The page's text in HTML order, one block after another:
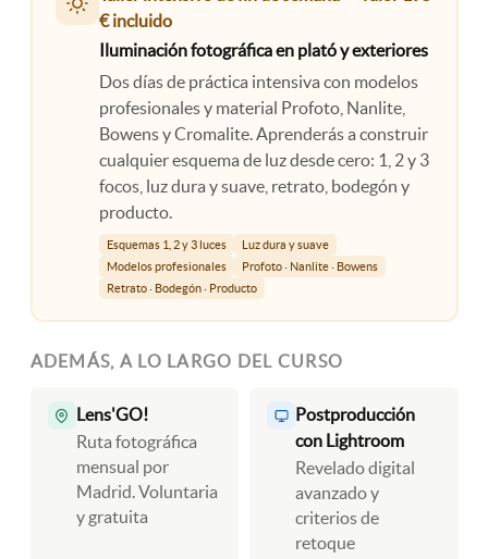
€ incluido
Iluminación fotográfica en plató y exteriores
Dos días de práctica intensiva con modelos
profesionales y material Profoto, Nanlite,
Bowens y Cromalite. Aprenderás a construir
cualquier esquema de luz desde cero: 1, 2 y 3
focos, luz dura y suave, retrato, bodegón y
producto.
Esquemas 1, 2 y 3 luces
Luz dura y suave
Modelos profesionales
Profoto · Nanlite · Bowens
Retrato · Bodegón · Producto
ADEMÁS, A LO LARGO DEL CURSO
Lens'GO!
Ruta fotográfica
mensual por
Madrid. Voluntaria
y gratuita
Postproducción
con Lightroom
Revelado digital
avanzado y
criterios de
retoque